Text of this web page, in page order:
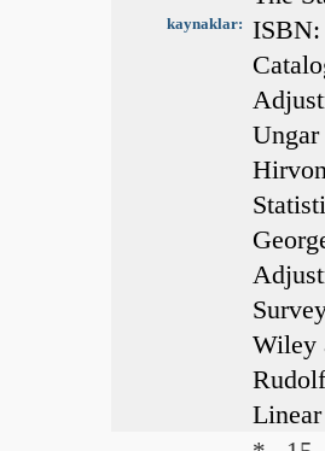
kaynaklar: ISBN:
Wiley